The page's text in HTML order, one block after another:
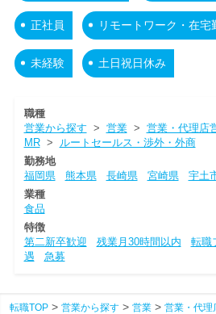
正社員 リモートワーク・在宅
未経験 土日祝日休み
職種
営業から探す > 営業> 営業・代理店
MR>
ルートセールス・渉外・外商
勤務地
福岡県
熊本県 長崎県 宮崎県
宇土
業種
食品
特徴
第二新卒歓迎
残業月30時間以内 転職
遇
急募
転職TOP 営業から探す 営業 営業・代理